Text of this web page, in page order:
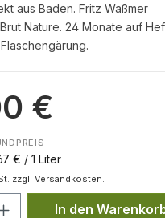
aus Baden. Fritz Waßmer
Nature. 24 Monate auf
€
€ / 1 Liter
zzgl. Versandkosten.
Anzahl: Gib den
In den